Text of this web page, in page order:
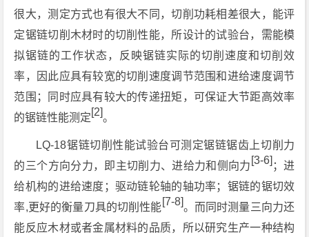
很大，测定方式也有很大不同，切削功耗相差很大，能评
定锯链切削木材时的切削性能，所设计的试验台，需能模
拟锯链的工作状态，反映锯链实际的切削速度和切削效
率，因此应具有较宽的切削速度调节范围和进给速度调节
范围；同时应具有较大的传递扭矩，可保证大节距高效率
的锯链性能测定[2]。
LQ-18锯链切削性能试验台可测定锯链锯齿上切削力
的三个方向分力，即主切削力、进给力和侧向力 [3-6]；进
给机构的进给速度；驱动链轮轴的轴功率；锯链的锯切效
率,更好的衡量刀具的切削性能[7-8]。而同时测量三向力还
能反应木材或者金属材料的品质，所以研究生产一种结构